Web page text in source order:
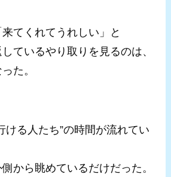
来てくれてうれしい」と
ているやり取りを見るのは、
た。
ける人たち”の時間が流れてい
から眺めているだけだった。